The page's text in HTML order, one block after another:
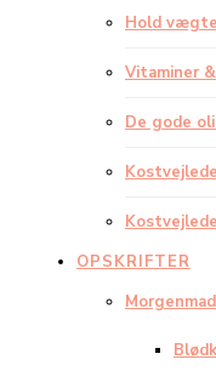
Hold
Vitaminer
De gode
OPSKRIFTER
Morgenmad